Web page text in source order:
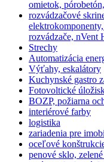
omietok, pórobetón,
rozvádzačové
rozvádzače,
Strechy
Automatizácia
Výťahy, eskalátory
Kuchynské gastro
Fotovoltické
BOZP, požiarna
interiérové farby
logistika
zariadenia pre
oceľové
penové sklo,